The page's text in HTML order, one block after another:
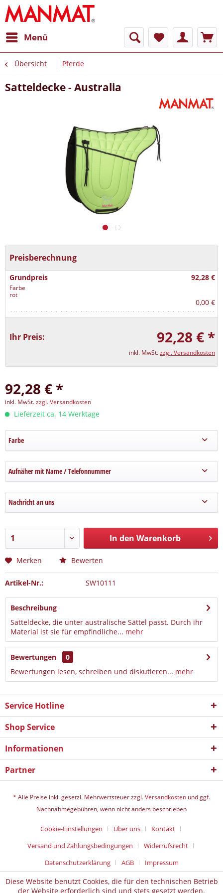
Menü
Übersicht Pferde
Satteldecke - Australia
Preisberechnung
Grundpreis 92,28 €
Farbe
rot
0,00 €
Ihr Preis: 92,28 € *
inkl. MwSt.zzgl. Versandkosten
92,28 € *
inkl. MwSt.zzgl. Versandkosten
Lieferzeit ca. 14 Werktage
Farbe
Aufnäher mit Name / Telefonnummer
Nachricht an uns
In den Warenkorb
Merken Bewerten
Artikel-Nr.: SW10111
Beschreibung
Satteldecke, die unter australische Sättel passt. Durch ihr
Material ist sie für empfindliche... mehr
Bewertungen
0
Bewertungen lesen, schreiben und diskutieren... mehr
Service Hotline
Shop Service
Informationen
Partner
* Alle Preise inkl. gesetzl. Mehrwertsteuer zzgl.Versandkosten und ggf.
Nachnahmegebühren, wenn nicht anders beschrieben
Cookie-Einstellungen Über uns
Kontakt
Versand und Zahlungsbedingungen
Widerrufsrecht
Datenschutz­erklärung
AGB Impressum
Diese Website benutzt Cookies, die für den technischen Betrieb
der Website erforderlich sind und stets gesetzt werden.